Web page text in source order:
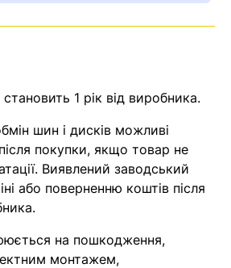
1 рік від виробника.
шин і дисків можливі
покупки, якщо товар не
Виявлений заводський
або поверненню коштів після
на пошкодження,
монтажем,